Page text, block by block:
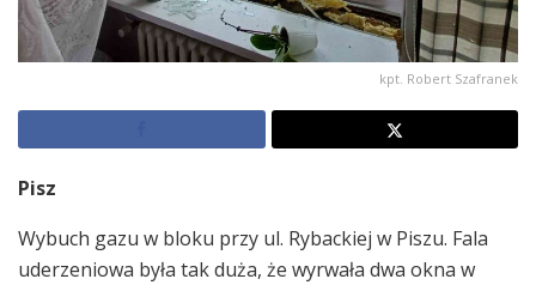
kpt. Robert Szafranek
Pisz
Wybuch gazu w bloku przy ul. Rybackiej w Piszu. Fala
uderzeniowa była tak duża, że wyrwała dwa okna w